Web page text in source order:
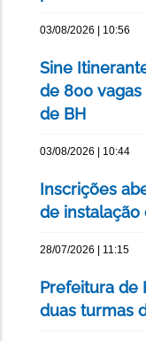
03/08/2026 | 10:56
Sine
de 800
de BH
03/08/2026 | 10:44
Inscrições
de
28/07/2026 | 11:15
Prefeitura de
duas turmas